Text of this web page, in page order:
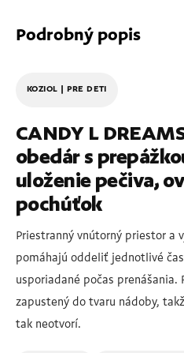
Podrobný popis
KOZIOL | PRE DETI
CANDY L
obedár s
uloženie pečiva,
pochúťok
Priestranný vnútorný priestor a
pomáhajú oddeliť jednotlivé
usporiadané počas prenášania.
zapustený do tvaru nádoby,
tak neotvorí.